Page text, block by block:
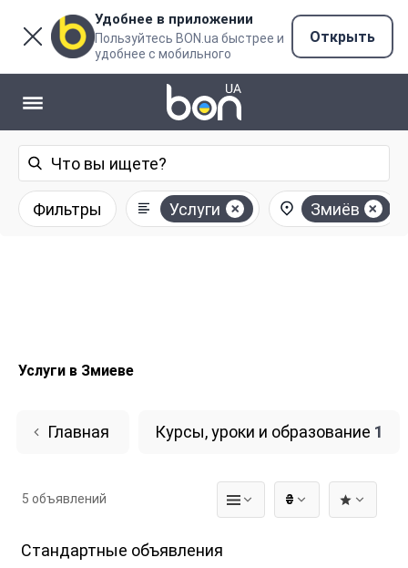
Удобнее в приложении
Пользуйтесь BON.ua быстрее и
удобнее с мобильного
Открыть
Фильтры Услуги Змиёв
Услуги в Змиеве
Главная Курсы, уроки и образование 1
₴
5 объявлений
Стандартные объявления